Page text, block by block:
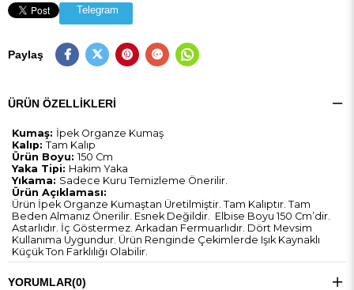
Telegram
Paylaş
ÜRÜN ÖZELLIKLERI
Kumaş: İpek Organze Kumaş
Kalıp: Tam Kalıp
Ürün Boyu: 150 Cm
Yaka Tipi: Hakim Yaka
Yıkama: Sadece Kuru Temizleme Önerilir.
Ürün Açıklaması:
Ürün İpek Organze Kumaştan Üretilmiştir. Tam Kalıptır. Tam
Beden Almanız Önerilir. Esnek Değildir. Elbise Boyu 150 Cm’dir.
Astarlıdır. İç Göstermez. Arkadan Fermuarlıdır. Dört Mevsim
Kullanıma Uygundur. Ürün Renginde Çekimlerde Işık Kaynaklı
Küçük Ton Farklılığı Olabilir.
YORUMLAR(0)